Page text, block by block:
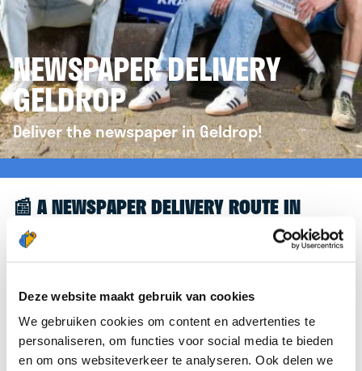
Deze website maakt gebruik van cookies
We gebruiken cookies om content en advertenties te
personaliseren, om functies voor social media te bieden
en om ons websiteverkeer te analyseren. Ook delen we
NEWSPAPER DELIVERY
GELDROP
Deliver the newspaper in Geldrop!
📰 A NEWSPAPER DELIVERY ROUTE IN
GELDROP
Great to see you're interested in a newspaper
we’d like to refer you to thekrantenbezorgen.nl
website. There, you can easily sign up to deliver
newspapers in Geldrop.